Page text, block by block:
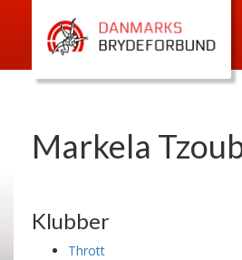
Markela
Klubber
Thrott